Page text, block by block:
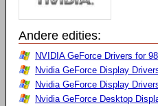
Andere edities:
NVIDIA GeForce Drivers for
Nvidia GeForce Display
Nvidia GeForce Display
Nvidia GeForce Desktop